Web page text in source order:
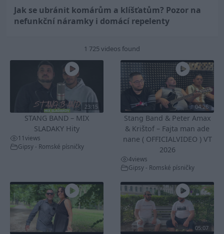
Jak se ubránit komárům a klíšťatům? Pozor na
nefunkční náramky i domácí repelenty
1 725 videos found
23:15
STANG BAND – MIX
SLADAKY Hity
11views
Gipsy - Romské písničky
04:26
Stang Band & Peter Amax
& Krištof – Fajta man ade
nane ( OFFICIALVIDEO ) VT
2026
4views
Gipsy - Romské písničky
05:07